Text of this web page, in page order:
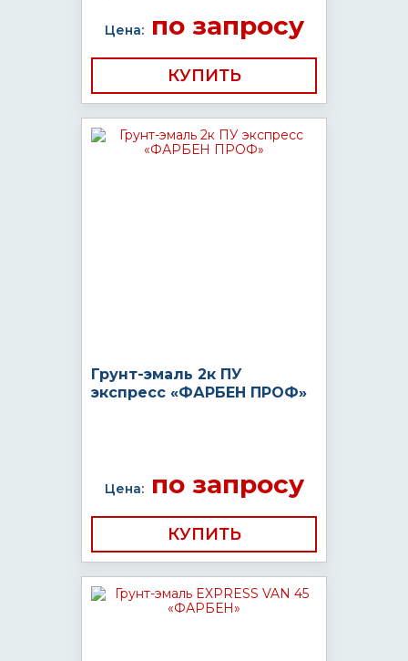
Цена:по запросу
КУПИТЬ
Грунт-эмаль 2к ПУ
экспресс «ФАРБЕН ПРОФ»
Цена:по запросу
КУПИТЬ